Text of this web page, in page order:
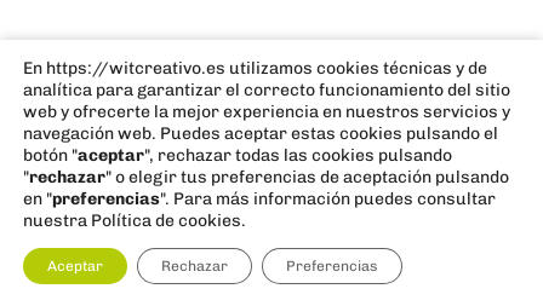
1 año ago Sin categoría
¿Cómo hacer marketing efectivo para
restaurantes?
En https://witcreativo.es utilizamos cookies técnicas y de
analítica para garantizar el correcto funcionamiento del sitio
web y ofrecerte la mejor experiencia en nuestros servicios y
navegación web. Puedes aceptar estas cookies pulsando el
botón "aceptar", rechazar todas las cookies pulsando
"rechazar" o elegir tus preferencias de aceptación pulsando
en "preferencias". Para más información puedes consultar
nuestra Política de cookies.
Aceptar Rechazar Preferencias